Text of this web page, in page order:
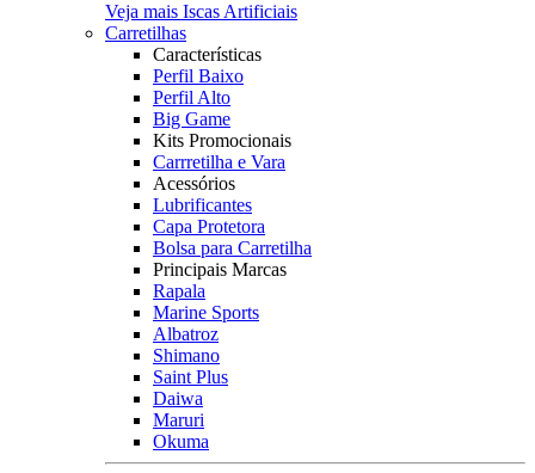
Veja mais Iscas Artificiais
Carretilhas
Características
Perfil Baixo
Perfil Alto
Big Game
Kits Promocionais
Carrretilha e Vara
Acessórios
Lubrificantes
Capa Protetora
Bolsa para Carretilha
Principais Marcas
Rapala
Marine Sports
Albatroz
Shimano
Saint Plus
Daiwa
Maruri
Okuma